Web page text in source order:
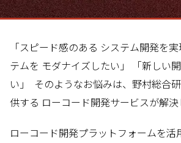
「スピード感のある システム開発を
テムを モダナイズしたい」 「新しい
い」 ―― そのようなお悩みは、野村総合
供する ローコード開発サービスが解決
ローコード開発プラットフォームを活